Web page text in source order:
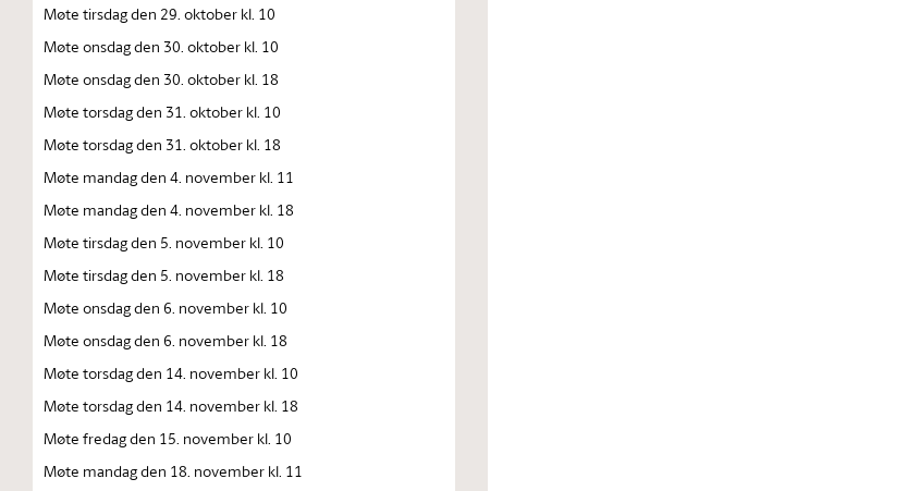
Møte tirsdag den 29. oktober kl. 10
Møte onsdag den 30. oktober kl. 10
Møte onsdag den 30. oktober kl. 18
Møte torsdag den 31. oktober kl. 10
Møte torsdag den 31. oktober kl. 18
Møte mandag den 4. november kl. 11
Møte mandag den 4. november kl. 18
Møte tirsdag den 5. november kl. 10
Møte tirsdag den 5. november kl. 18
Møte onsdag den 6. november kl. 10
Møte onsdag den 6. november kl. 18
Møte torsdag den 14. november kl. 10
Møte torsdag den 14. november kl. 18
Møte fredag den 15. november kl. 10
Møte mandag den 18. november kl. 11